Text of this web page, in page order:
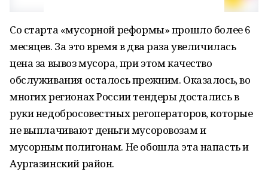
Со старта «мусорной реформы» прошло более 6
месяцев. За это время в два раза увеличилась
цена за вывоз мусора, при этом качество
обслуживания осталось прежним. Оказалось, во
многих регионах России тендеры достались в
руки недобросовестных регоператоров, которые
не выплачивают деньги мусоровозам и
мусорным полигонам. Не обошла эта напасть и
Аургазинский район.